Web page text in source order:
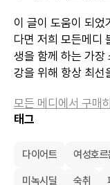
태그
다이어트 여성호르
미녹시딜 숙취
이 글이 도움이 되었
다면 저희 모든메디
생을 함께 하는 가장
강을 위해 항상 최선
모든 메디에서 구매